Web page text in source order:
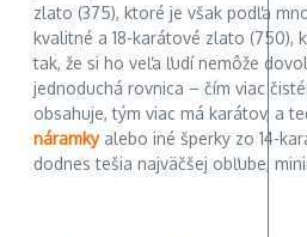
zlato (375), ktoré je však podľa
kvalitné a 18-karátové zlato (750),
tak, že si ho veľa ľudí nemôže
jednoduchá rovnica – čím viac
obsahuje, tým viac má karátov, a
náramkyalebo iné šperky zo 14-
dodnes tešia najväčšej obľube,